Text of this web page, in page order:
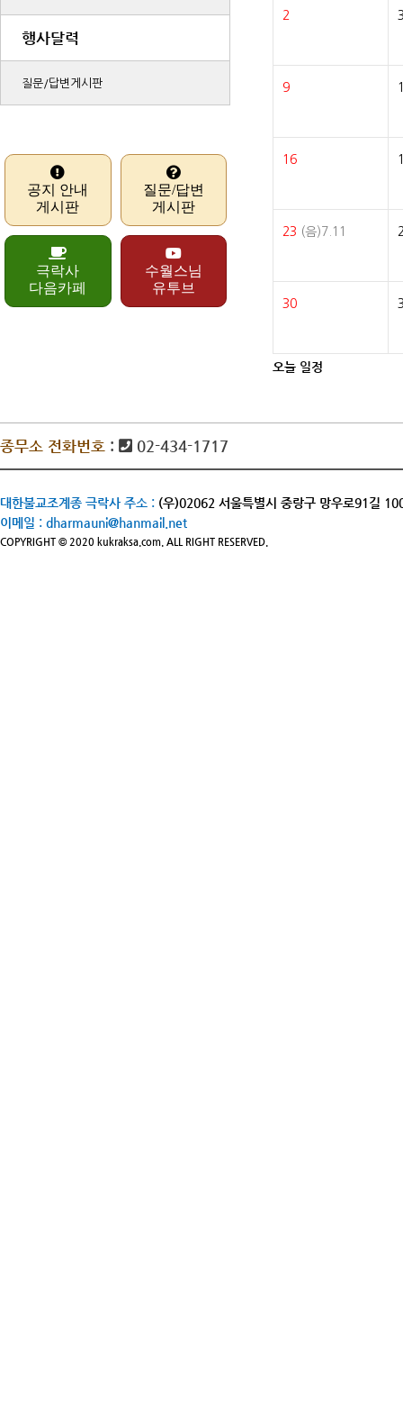
행사달력
질문/답변게시판
공지 안내
게시판
질문/답변
게시판
극락사
다음카페
수월스님
유투브
2
9
16
23 (음)7.11
30
오늘 일정
종무소 전화번호 : 02-434-1717
대한불교조계종 극락사 주소 : (우)02062 서울특별시 중랑구 망우로91길
이메일 : dharmauni@hanmail.net
COPYRIGHT © 2020 kukraksa.com. ALL RIGHT RESERVED.